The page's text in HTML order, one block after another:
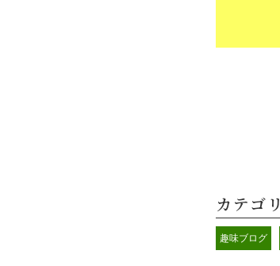
カテゴリ
趣味ブログ